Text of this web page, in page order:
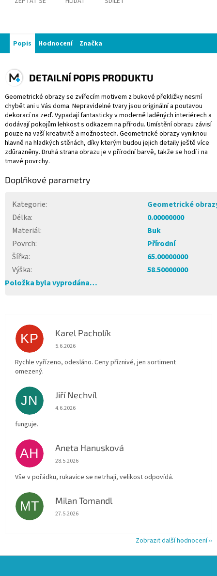
Popis Hodnocení Značka
DETAILNÍ POPIS PRODUKTU
Geometrické obrazy se zvířecím motivem z bukové překližky nesmí
chybět ani u Vás doma. Nepravidelné tvary jsou originální a poutavou
dekorací na zeď. Vypadají fantasticky v moderně laděných interiérech a
dodávají pokojům lehkost s odkazem na přírodu. Umístění obrazu závisí
pouze na vaší kreativitě a možnostech. Geometrické obrazy vyniknou
hlavně na hladkých stěnách, díky kterým budou jejich detaily ještě více
zdůrazněny. Druhá strana obrazu je v přírodní barvě, takže se hodí i na
tmavé povrchy.
Doplňkové parametry
Kategorie:
Geometrické
Délka:
0.00000000
Materiál:
Buk
Povrch:
Přírodní
Šířka:
65.00000000
Výška:
58.50000000
Položka byla vyprodána…
KP Karel Pacholík
Hodnocení obchodu je 4 z 5 hvězdiček.
5.6.2026
Rychle vyřízeno, odesláno. Ceny příznivé, jen sortiment
omezený.
JN Jiří Nechvíl
Hodnocení obchodu je 5 z 5 hvězdiček.
4.6.2026
funguje.
AH Aneta Hanusková
Hodnocení obchodu je 5 z 5 hvězdiček.
28.5.2026
Vše v pořádku, rukavice se netrhají, velikost odpovídá.
MT Milan Tomandl
Hodnocení obchodu je 5 z 5 hvězdiček.
27.5.2026
Zobrazit další hodnocení